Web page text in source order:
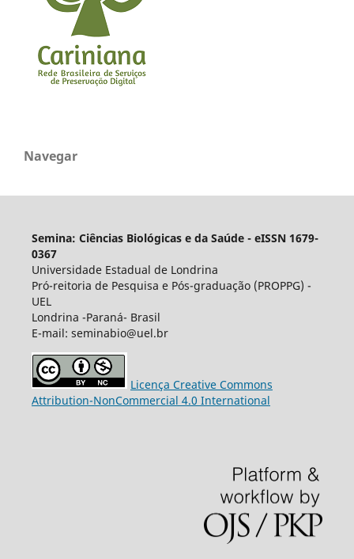
Navegar
Semina: Ciências Biológicas e da Saúde - eISSN 1679-
0367
Universidade Estadual de Londrina
Pró-reitoria de Pesquisa e Pós-graduação (PROPPG) -
UEL
Londrina -Paraná- Brasil
E-mail: seminabio@uel.br
Licença Creative Commons
Attribution-NonCommercial 4.0 International